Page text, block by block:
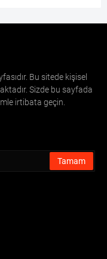
Bu sitede kişisel
Sizde bu sayfada
irtibata geçin.